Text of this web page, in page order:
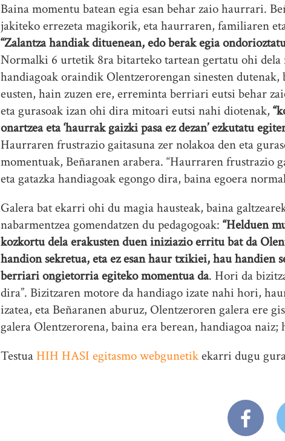
Baina momentu batean egia esan behar zaio haurrari.
jakiteko errezeta magikorik, eta haurraren, familiaren
“Zalantza handiak dituenean, edo berak egia
Normalki 6 urtetik 8ra bitarteko tartean gertatu ohi dela
handiagoak oraindik Olentzerorengan sinesten
eusten, hain zuzen ere, erreminta berriari eutsi behar
eta gurasoak izan ohi dira mitoari eutsi nahi diotenak,
onartzea eta ‘haurrak gaizki pasa ez dezan’ ezkutatu
Haurraren frustrazio gaitasuna zer nolakoa den eta
momentuak, Beñaranen arabera. “Haurraren frustrazio
eta gatazka handiagoak egongo dira, baina egoera
Galera bat ekarri ohi du magia hausteak, baina
nabarmentzea gomendatzen du pedagogoak: “Helduen
kozkortu dela erakusten duen iniziazio erritu bat da
handion sekretua, eta ez esan haur txikiei, hau handien
berriari ongietorria egiteko momentua da. Hori da
dira”. Bizitzaren motore da handiago izate nahi hori,
izatea, eta Beñaranen aburuz, Olentzeroren galera ere
galera Olentzerorena, baina era berean, handiagoa naiz;
TestuaHIH HASI egitasmo webgunetikekarri dugu